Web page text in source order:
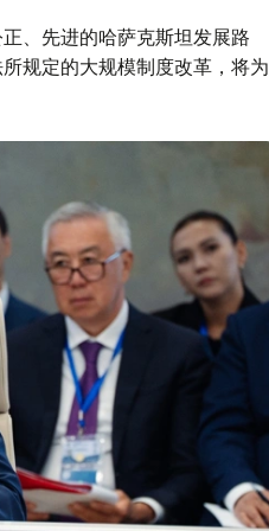
、先进的哈萨克斯坦发展路
规定的大规模制度改革，将为